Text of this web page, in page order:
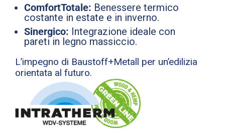
ComfortTotale: Benessere termico
costante in estate e in inverno.
Sinergico: Integrazione ideale con
pareti in legno massiccio.
L’impegno di Baustoff+Metall per un’edilizia
orientata al futuro.